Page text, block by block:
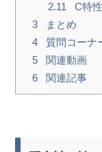
2.11
C特
3
まとめ
4
質問コーナ
5
関連動画
6
関連記事